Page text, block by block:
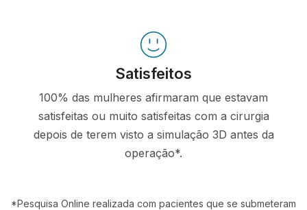
Satisfeitos
100% das mulheres afirmaram que estavam
satisfeitas ou muito satisfeitas com a cirurgia
depois de terem visto a simulação 3D antes da
operação*.
*Pesquisa Online realizada com pacientes que se submeteram